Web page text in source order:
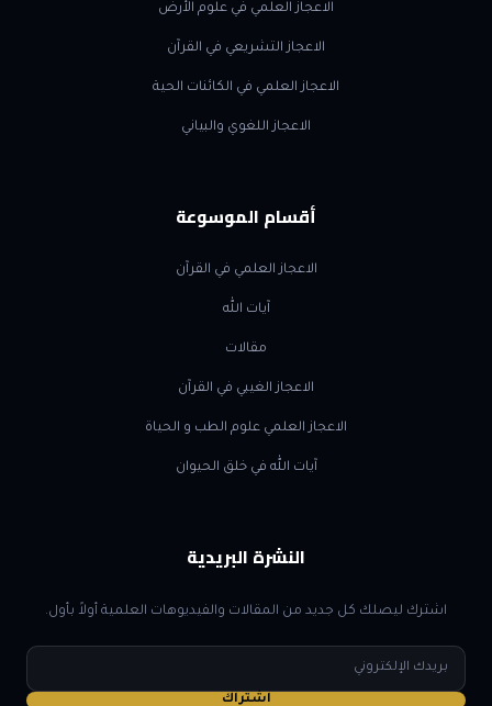
الاعجاز العلمي في علوم الأرض
الاعجاز التشريعي في القرآن
الاعجاز العلمي في الكائنات الحية
الاعجاز اللغوي والبياني
أقسام الموسوعة
الاعجاز العلمي في القرآن
آيات الله
مقالات
الاعجاز الغيبي في القرآن
الاعجاز العلمي علوم الطب و الحياة
آيات الله في خلق الحيوان
النشرة البريدية
اشترك ليصلك كل جديد من المقالات والفيديوهات العلمية أولاً بأول.
البريد
الإلكتروني
اشتراك